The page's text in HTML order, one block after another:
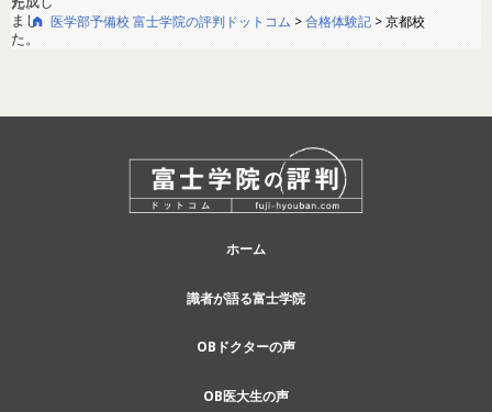
医学部予備校 富士学院の評判ドットコム >合格体験記 >京都校
ホーム
識者が語る富士学院
OBドクターの声
OB医大生の声